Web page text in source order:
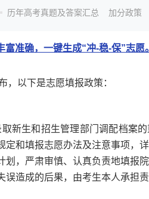
历年高考真题及答案汇总
加分政策
准确，一键生成“冲-稳-保”志愿。
以下是志愿填报政策：
生和招生管理部门调配档案的
和填报志愿办法及注意事项，
，严肃审慎、认真负责地填报
造成的后果，由考生本人承担